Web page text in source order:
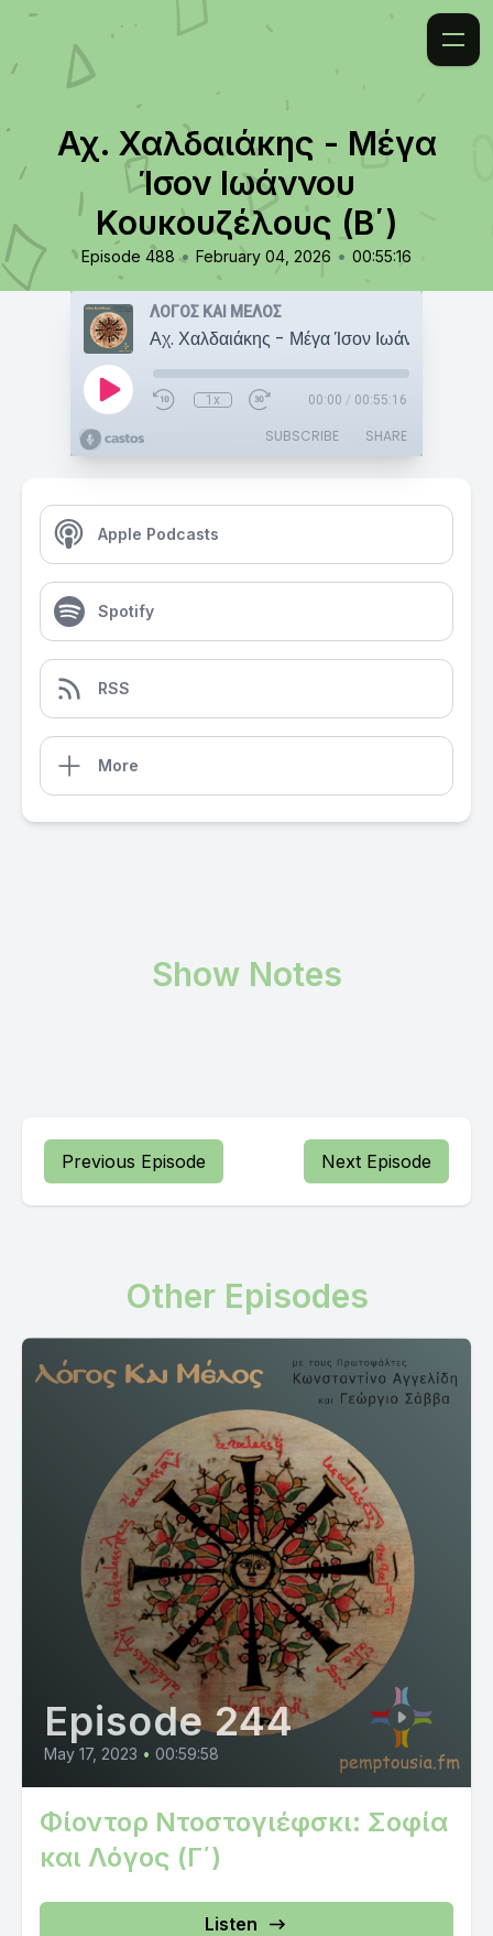
Αχ. Χαλδαιάκης - Μέγα
Ίσον Ιωάννου
Κουκουζέλους (Β΄)
Episode 488 • February 04, 2026 • 00:55:16
ΛΟΓΟΣ ΚΑΙ ΜΕΛΟΣ
1x 00:00 / 00:55:16
SUBSCRIBE SHARE
Apple Podcasts
Spotify
RSS
More
Show Notes
Previous Episode Next Episode
Other Episodes
Episode 244
May 17, 2023 • 00:59:58
Φίοντορ Ντοστογιέφσκι: Σοφία
και Λόγος (Γ΄)
Listen